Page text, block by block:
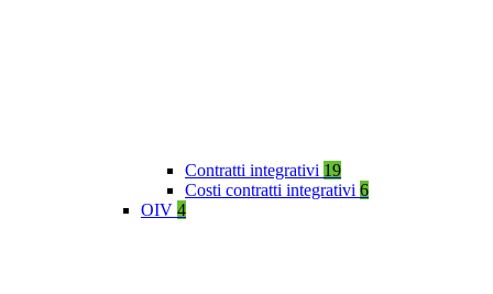
Contratti integrativi 19
Costi contratti integrativi 6
OIV 4